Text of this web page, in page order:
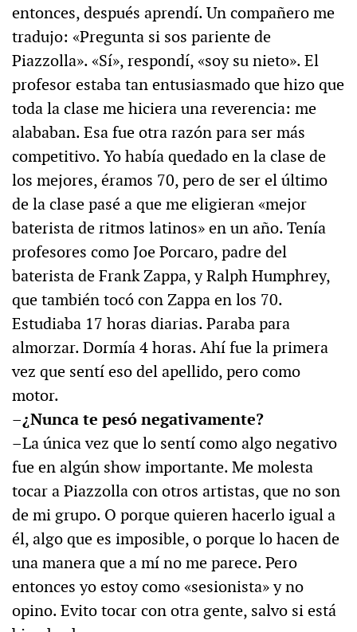
entonces, después aprendí. Un compañero me
tradujo: «Pregunta si sos pariente de
Piazzolla». «Sí», respondí, «soy su nieto». El
profesor estaba tan entusiasmado que hizo que
toda la clase me hiciera una reverencia: me
alababan. Esa fue otra razón para ser más
competitivo. Yo había quedado en la clase de
los mejores, éramos 70, pero de ser el último
de la clase pasé a que me eligieran «mejor
baterista de ritmos latinos» en un año. Tenía
profesores como Joe Porcaro, padre del
baterista de Frank Zappa, y Ralph Humphrey,
que también tocó con Zappa en los 70.
Estudiaba 17 horas diarias. Paraba para
almorzar. Dormía 4 horas. Ahí fue la primera
vez que sentí eso del apellido, pero como
motor.
–¿Nunca te pesó negativamente?
–La única vez que lo sentí como algo negativo
fue en algún show importante. Me molesta
tocar a Piazzolla con otros artistas, que no son
de mi grupo. O porque quieren hacerlo igual a
él, algo que es imposible, o porque lo hacen de
una manera que a mí no me parece. Pero
entonces yo estoy como «sesionista» y no
opino. Evito tocar con otra gente, salvo si está